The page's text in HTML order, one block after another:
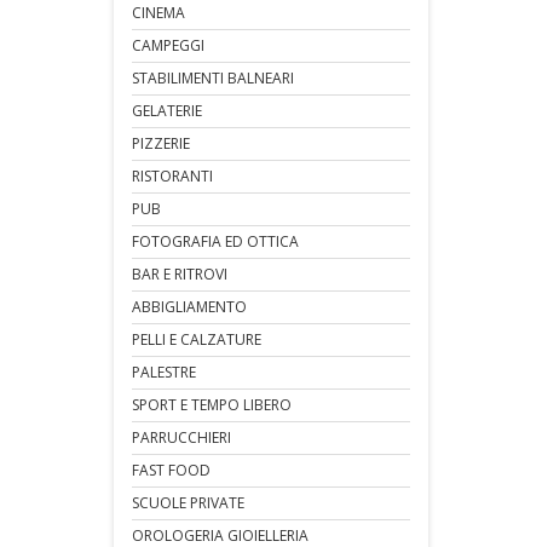
CINEMA
CAMPEGGI
STABILIMENTI BALNEARI
GELATERIE
PIZZERIE
RISTORANTI
PUB
FOTOGRAFIA ED OTTICA
BAR E RITROVI
ABBIGLIAMENTO
PELLI E CALZATURE
PALESTRE
SPORT E TEMPO LIBERO
PARRUCCHIERI
FAST FOOD
SCUOLE PRIVATE
OROLOGERIA GIOIELLERIA